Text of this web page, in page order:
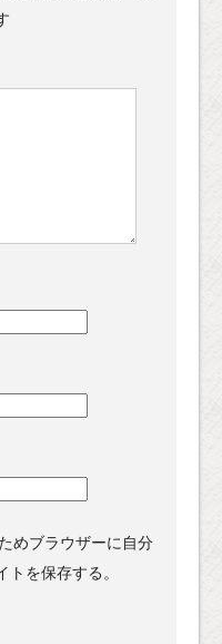
めブラウザーに自分
を保存する。